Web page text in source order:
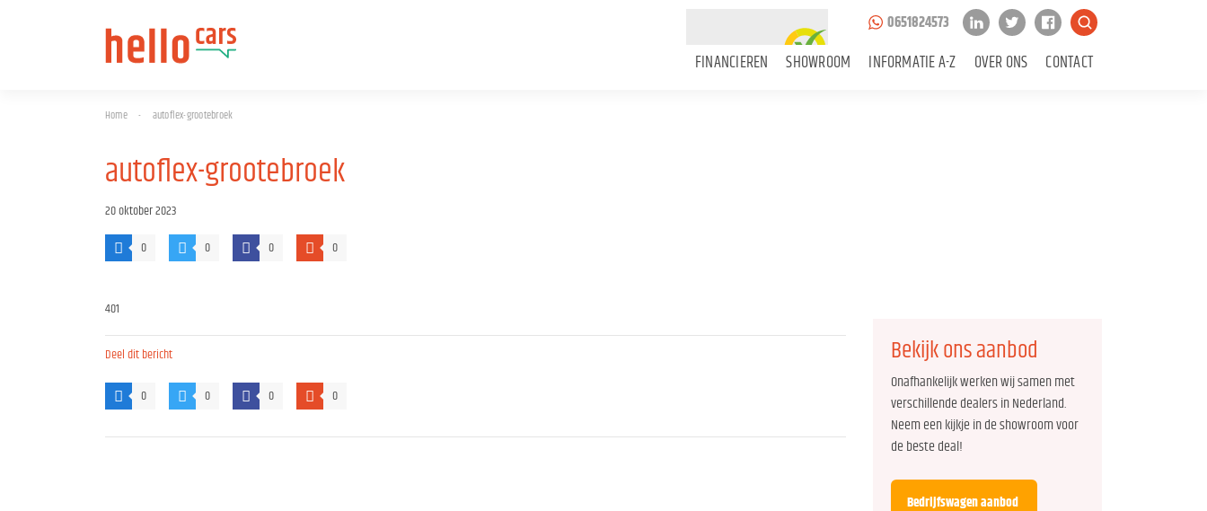
0651824573
FINANCIEREN SHOWROOM INFORMATIE A-Z OVER ONS CONTACT
Home - autoflex-grootebroek
autoflex-grootebroek
20 oktober 2023
0
0 0 0
401
Deel dit bericht
0 0 0 0
Bekijk ons aanbod
Onafhankelijk werken wij samen met
verschillende dealers in Nederland.
Neem een kijkje in de showroom voor
de beste deal!
Bedrijfswagen aanbod